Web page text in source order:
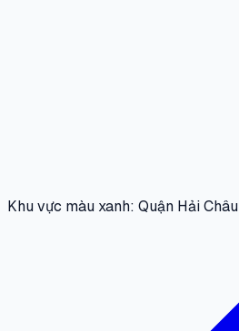
Khu vực màu xanh: Quận Hải Châu